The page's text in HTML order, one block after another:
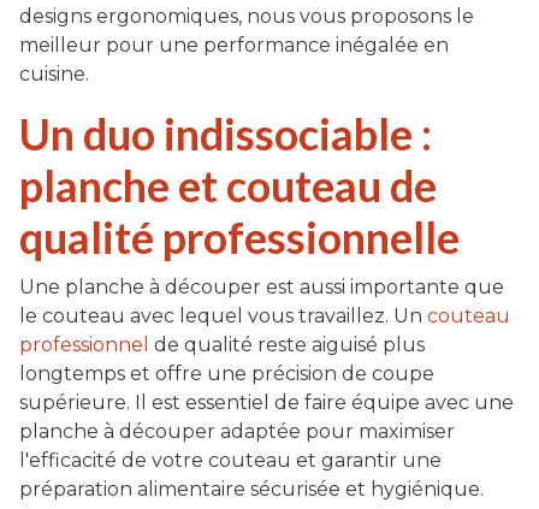
designs ergonomiques, nous vous proposons le
meilleur pour une performance inégalée en
cuisine.
Un duo indissociable :
planche et couteau de
qualité professionnelle
Une planche à découper est aussi importante que
le couteau avec lequel vous travaillez. Un couteau
professionnel de qualité reste aiguisé plus
longtemps et offre une précision de coupe
supérieure. Il est essentiel de faire équipe avec une
planche à découper adaptée pour maximiser
l'efficacité de votre couteau et garantir une
préparation alimentaire sécurisée et hygiénique.